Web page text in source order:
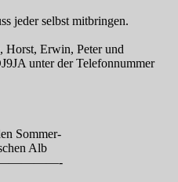
jeder selbst mitbringen.
Horst, Erwin, Peter und
unter der Telefonnummer
Sommer-
Alb